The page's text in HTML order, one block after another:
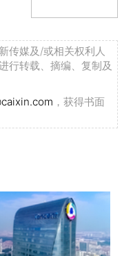
传媒及/或相关权利人
行转载、摘编、复制及
，获得书面